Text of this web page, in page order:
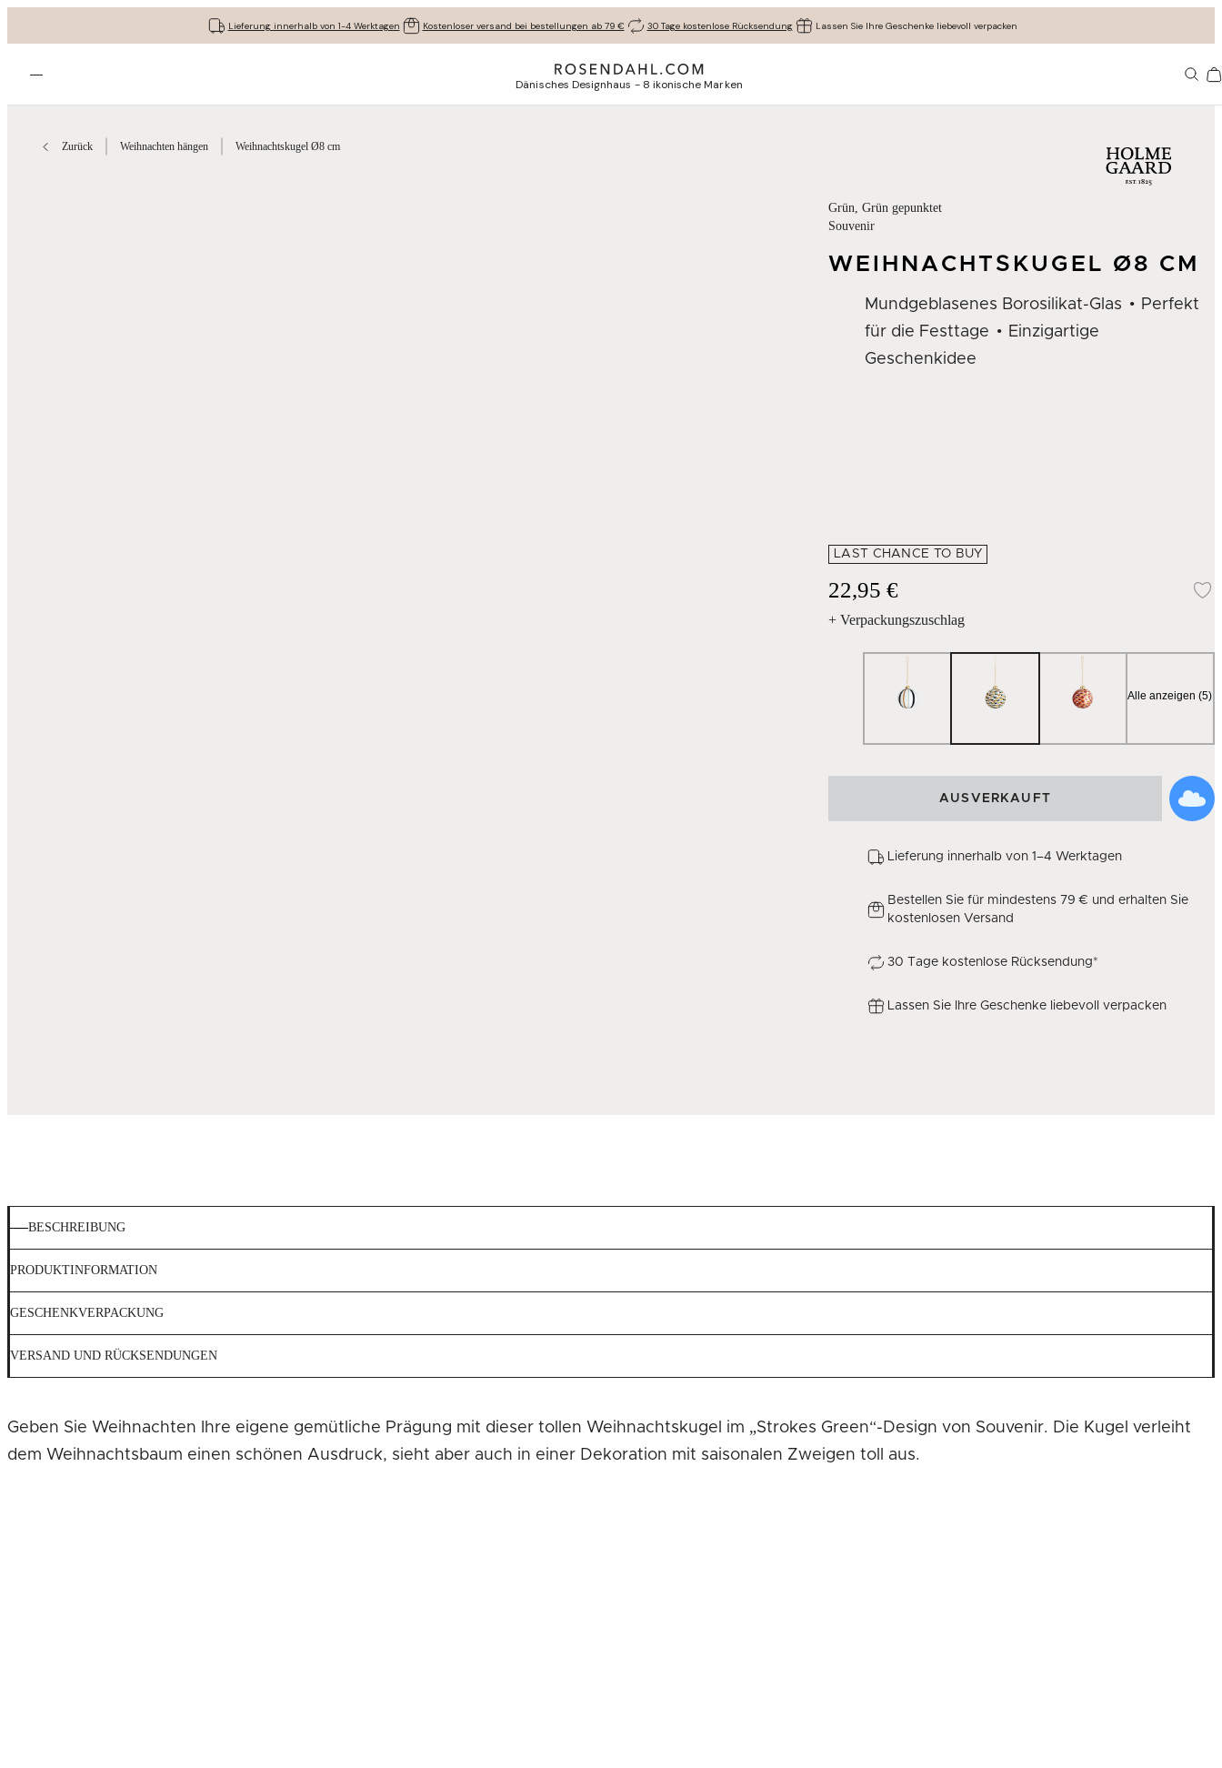
Lieferung innerhalb von 1-4 Werktagen Kostenloser versand bei bestellungen ab 79 € 30 Tage kostenlose Rücksendung Lassen Sie Ihre Geschenke liebevoll verpacken
Menü öffnen Dänisches Designhaus - 8 ikonische Marken
Zurück Weihnachten hängen Weihnachtskugel Ø8 cm
Grün, Grün gepunktet
Souvenir
WEIHNACHTSKUGEL Ø8 CM
Mundgeblasenes Borosilikat-Glas
Perfekt
für die Festtage
Einzigartige
Geschenkidee
LAST CHANCE TO BUY
22,95 €
+ Verpackungszuschlag
Alle anzeigen (5)
AUSVERKAUFT
Lieferung innerhalb von 1–4 Werktagen
Bestellen Sie für mindestens 79 € und erhalten Sie
kostenlosen Versand
30 Tage kostenlose Rücksendung*
Lassen Sie Ihre Geschenke liebevoll verpacken
BESCHREIBUNG
PRODUKTINFORMATION
GESCHENKVERPACKUNG
VERSAND UND RÜCKSENDUNGEN
Geben Sie Weihnachten Ihre eigene gemütliche Prägung mit dieser tollen Weihnachtskugel im „Strokes Green“-Design von Souvenir. Die Kugel verleiht
dem Weihnachtsbaum einen schönen Ausdruck, sieht aber auch in einer Dekoration mit saisonalen Zweigen toll aus.